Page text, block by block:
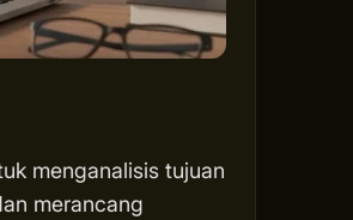
menganalisis tujuan
merancang